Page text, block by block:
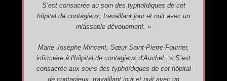
S’est consacrée au soin des typhoïdiques de cet
hôpital de contagieux, travaillant jour et nuit avec un
inlassable dévouement. »
Marie Josèphe Mincent, Sœur Saint-Pierre-Fourrier,
infirmière à l’hôpital de contagieux d’Auchel : « S’est
consacrée aux soins des typhoïdiques de cet hôpital
de contagieux, travaillant jour et nuit avec un